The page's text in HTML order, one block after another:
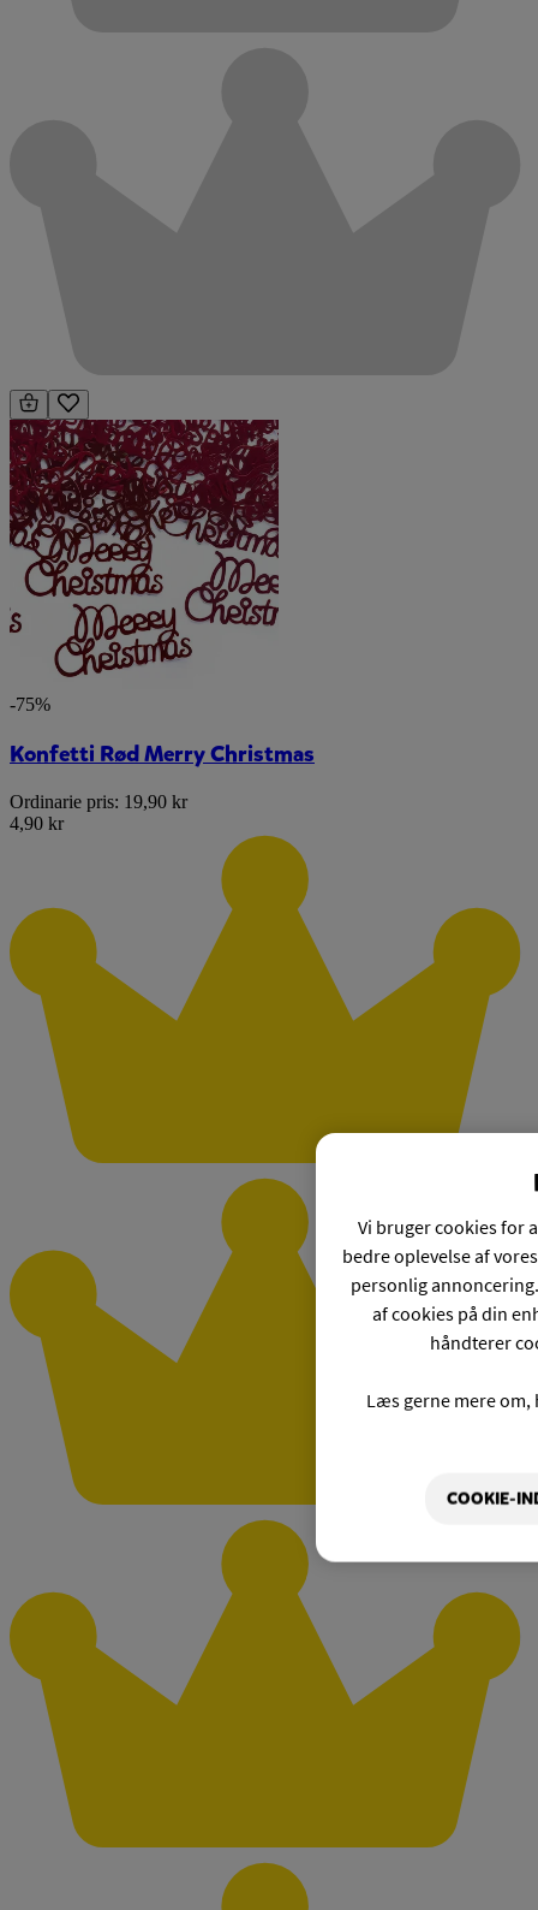
-75%
Konfetti Rød Merry Christmas
Ordinarie pris: 19,90 kr
4,90 kr
Vi bruger cookies for
bedre oplevelse af
personlig
af cookies på din
håndterer
Læs gerne mere
COOKIE-